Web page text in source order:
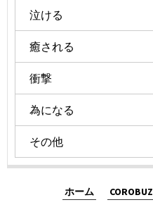
泣ける
癒される
衝撃
為になる
その他
ホーム